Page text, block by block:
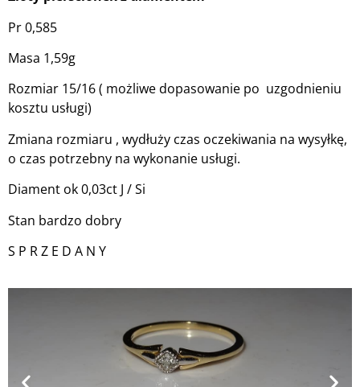
Pr 0,585
Masa 1,59g
Rozmiar 15/16 ( możliwe dopasowanie po uzgodnieniu
kosztu usługi)
Zmiana rozmiaru , wydłuży czas oczekiwania na wysyłkę,
o czas potrzebny na wykonanie usługi.
Diament ok 0,03ct J / Si
Stan bardzo dobry
S P R Z E D A N Y